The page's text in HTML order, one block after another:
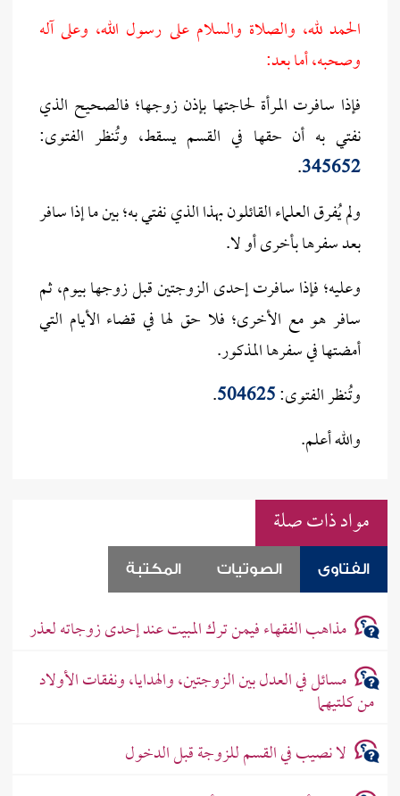
الحمد لله، والصلاة والسلام على رسول الله، وعلى آله
وصحبه، أما بعد:
فإذا سافرت المرأة لحاجتها بإذن زوجها؛ فالصحيح الذي
نفتي به أن حقها في القسم يسقط، وتُنظر الفتوى:
345652
.
ولم يُفرق العلماء القائلون بهذا الذي نفتي به؛ بين ما إذا سافر
بعد سفرها بأخرى أو لا.
وعليه؛ فإذا سافرت إحدى الزوجتين قبل زوجها بيوم، ثم
سافر هو مع الأخرى؛ فلا حق لها في قضاء الأيام التي
أمضتها في سفرها المذكور.
وتُنظر الفتوى:504625
.
والله أعلم.
مواد ذات صلة
الفتاوى الصوتيات المكتبة
مذاهب الفقهاء فيمن ترك المبيت عند إحدى زوجاته لعذر
مسائل في العدل بين الزوجتين، والهدايا، ونفقات الأولاد
من كلتيهما
لا نصيب في القسم للزوجة قبل الدخول